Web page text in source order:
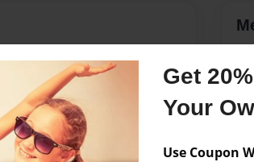
Get
Your
Use Coupon
na public school servant,
volunteer sa Rizal, Republika